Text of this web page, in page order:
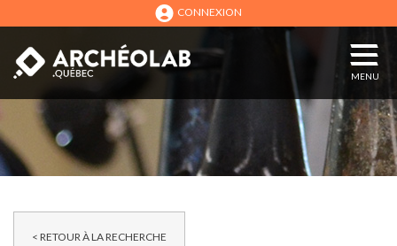
CONNEXION
MENU
< RETOUR À LA RECHERCHE